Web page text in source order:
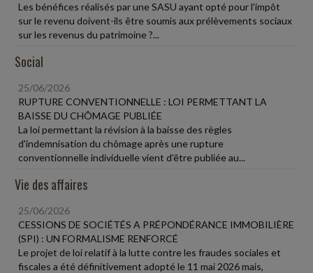
Les bénéfices réalisés par une SASU ayant opté pour l'impôt
sur le revenu doivent-ils être soumis aux prélèvements sociaux
sur les revenus du patrimoine ?...
Social
25/06/2026
RUPTURE CONVENTIONNELLE : LOI PERMETTANT LA
BAISSE DU CHÔMAGE PUBLIÉE
La loi permettant la révision à la baisse des règles
d'indemnisation du chômage après une rupture
conventionnelle individuelle vient d'être publiée au...
Vie des affaires
25/06/2026
CESSIONS DE SOCIÉTÉS A PRÉPONDÉRANCE IMMOBILIÈRE
(SPI) : UN FORMALISME RENFORCÉ
Le projet de loi relatif à la lutte contre les fraudes sociales et
fiscales a été définitivement adopté le 11 mai 2026 mais,